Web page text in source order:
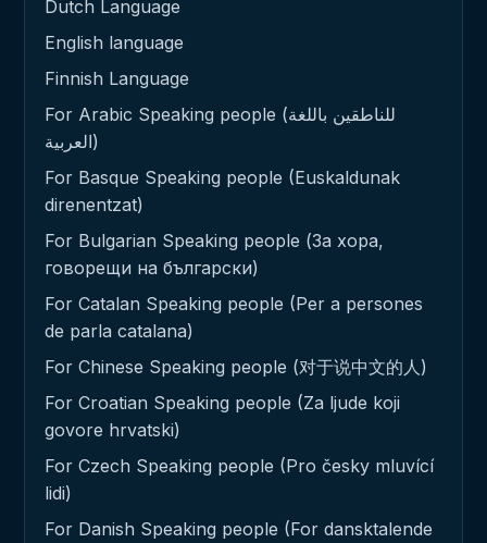
Dutch Language
English language
Finnish Language
For Arabic Speaking people (للناطقين باللغة
العربية)
For Basque Speaking people (Euskaldunak
direnentzat)
For Bulgarian Speaking people (За хора,
говорещи на български)
For Catalan Speaking people (Per a persones
de parla catalana)
For Chinese Speaking people (对于说中文的人)
For Croatian Speaking people (Za ljude koji
govore hrvatski)
For Czech Speaking people (Pro česky mluvící
lidi)
For Danish Speaking people (For dansktalende